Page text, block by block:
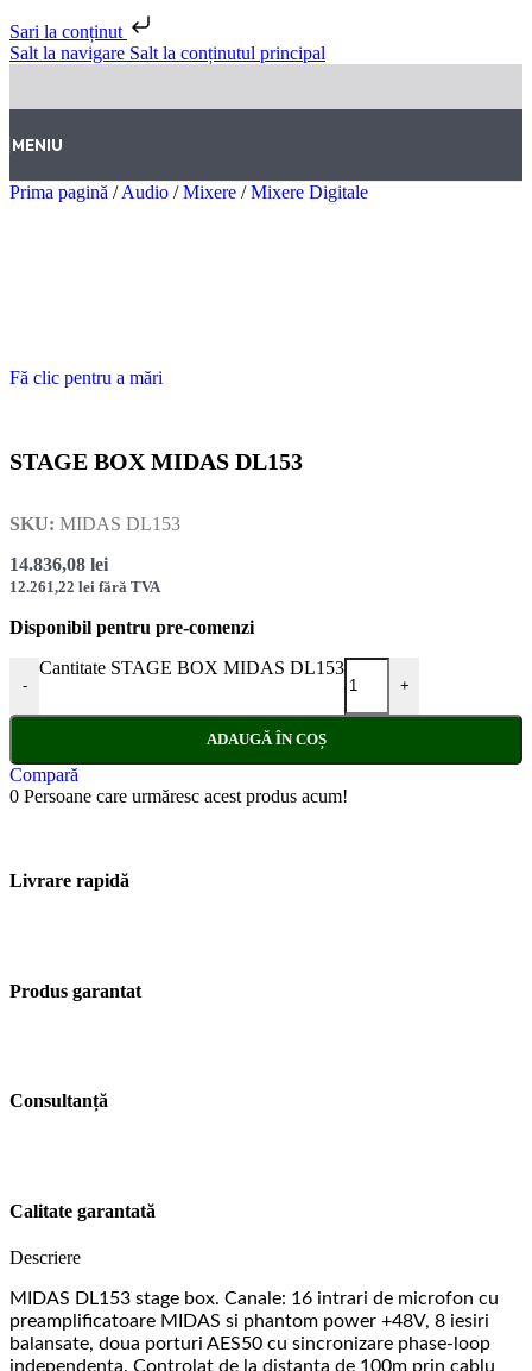
Sari la conținut
Salt la navigare Salt la conținutul principal
MENIU
Prima pagină / Audio / Mixere / Mixere Digitale
Fă clic pentru a mări
STAGE BOX MIDAS DL153
SKU: MIDAS DL153
14.836,08 lei
12.261,22 lei fără TVA
Disponibil pentru pre-comenzi
-
Cantitate STAGE BOX MIDAS DL153
+
ADAUGĂ ÎN COȘ
Compară
0 Persoane care urmăresc acest produs acum!
Livrare rapidă
Produs garantat
Consultanță
Calitate garantată
Descriere
MIDAS DL153 stage box. Canale: 16 intrari de microfon cu
preamplificatoare MIDAS si phantom power +48V, 8 iesiri
balansate, doua porturi AES50 cu sincronizare phase-loop
independenta. Controlat de la distanta de 100m prin cablu